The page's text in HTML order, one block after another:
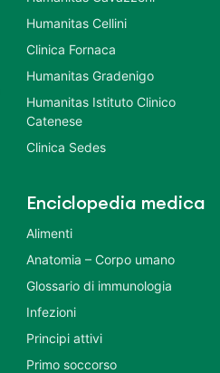
Humanitas Cellini
Clinica Fornaca
Humanitas Gradenigo
Humanitas Istituto Clinico
Catenese
Clinica Sedes
Enciclopedia medica
Alimenti
Anatomia – Corpo umano
Glossario di immunologia
Infezioni
Principi attivi
Primo soccorso